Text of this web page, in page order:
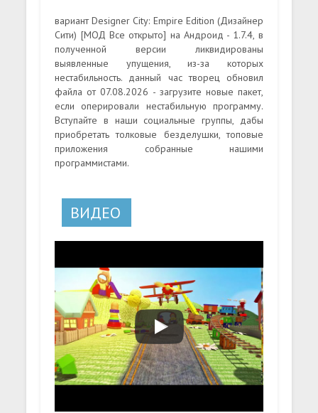
вариант Designer City: Empire Edition (Дизайнер
Сити) [МОД Все открыто] на Андроид - 1.7.4, в
полученной версии ликвидированы
выявленные упущения, из-за которых
нестабильность. данный час творец обновил
файла от 07.08.2026 - загрузите новые пакет,
если оперировали нестабильную программу.
Вступайте в наши социальные группы, дабы
приобретать толковые безделушки, топовые
приложения собранные нашими
программистами.
ВИДЕО